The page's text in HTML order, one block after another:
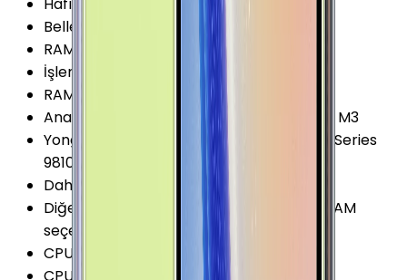
Hafıza Kartı Desteği
Bellek (RAM)
RAM Kanalları
Çift Kanal
İşlemci Mimarisi
64-bit
RAM Tipi
Ana İşlemci (CPU)
4x 2.7 GHz Mongoose M3
Yonga Seti (Chipset)
Samsung Exynos 9 Series
9810
Dahili Depolama Biçimi
UFS 2.1
Diğer Bellek (RAM) Seçenekleri
6/8GB RAM
seçeneği var
CPU Çekirdeği
8 Çekirdek